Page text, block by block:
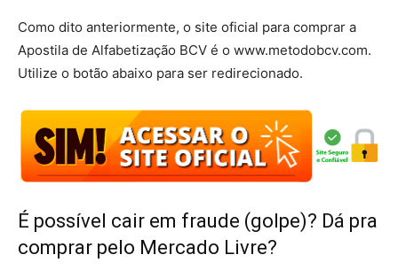
Como dito anteriormente, o site oficial para comprar a
Apostila de Alfabetização BCV é o www.metodobcv.com.
Utilize o botão abaixo para ser redirecionado.
É possível cair em fraude (golpe)? Dá pra
comprar pelo Mercado Livre?